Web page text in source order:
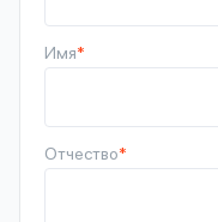
Имя*
Отчество*